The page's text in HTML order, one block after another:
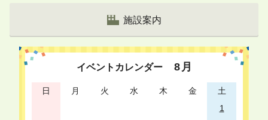
施設案内
イベントカレンダー 8 月
日 月 火 水 木 金
土
1